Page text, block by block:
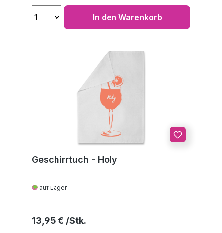
In den Warenkorb
Geschirrtuch - Holy
auf Lager
Regulärer Preis:
13,95 €